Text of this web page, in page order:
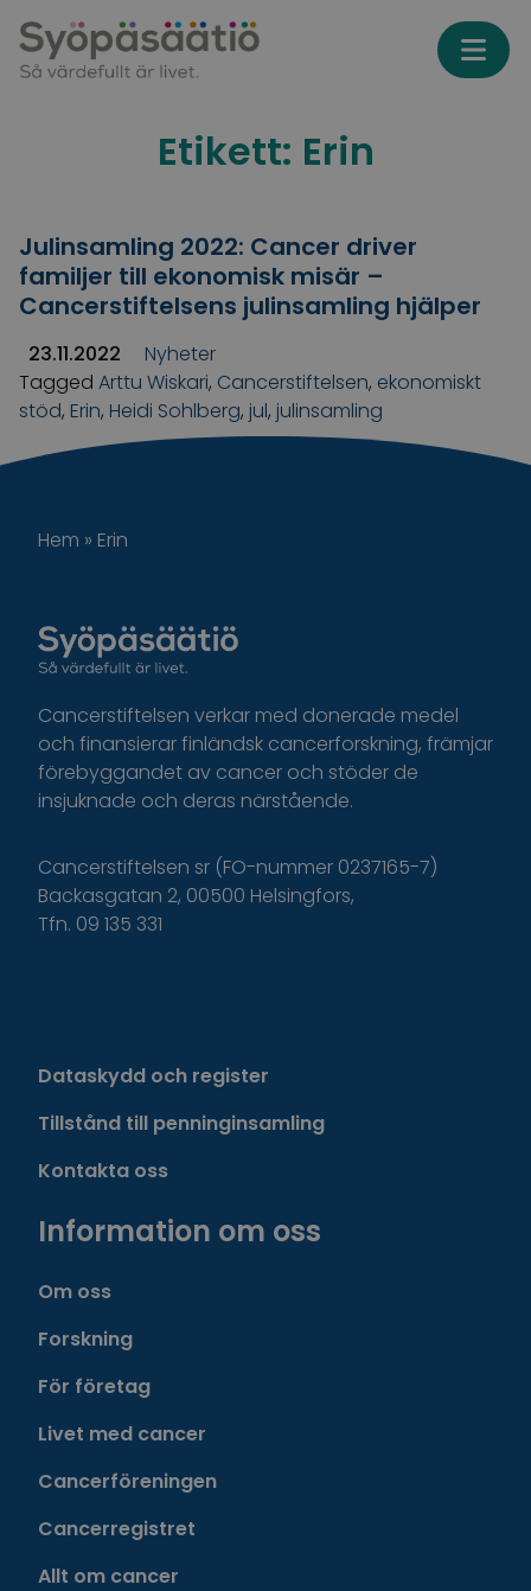
Etikett: Erin
Julinsamling 2022: Cancer driver
familjer till ekonomisk misär –
Cancerstiftelsens julinsamling hjälper
23.11.2022
Nyheter
Tagged Arttu Wiskari, Cancerstiftelsen, ekonomiskt
stöd, Erin, Heidi Sohlberg, jul, julinsamling
Hem » Erin
Cancerstiftelsen verkar med donerade medel
och finansierar finländsk cancerforskning, främjar
förebyggandet av cancer och stöder de
insjuknade och deras närstående.
Cancerstiftelsen sr (FO-nummer 0237165-7)
Backasgatan 2, 00500 Helsingfors,
Tfn. 09 135 331
Dataskydd och register
Tillstånd till penninginsamling
Kontakta oss
Information om oss
Om oss
Forskning
För företag
Livet med cancer
Cancerföreningen
Cancerregistret
Allt om cancer